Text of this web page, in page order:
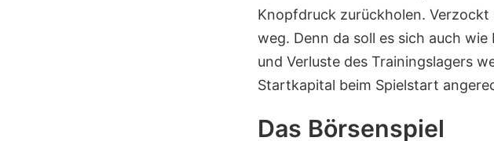
Knopfdruck zurückholen. Verzockt
weg. Denn da soll es sich auch
und Verluste des Trainingslagers
Startkapital beim Spielstart
Das Börsenspiel